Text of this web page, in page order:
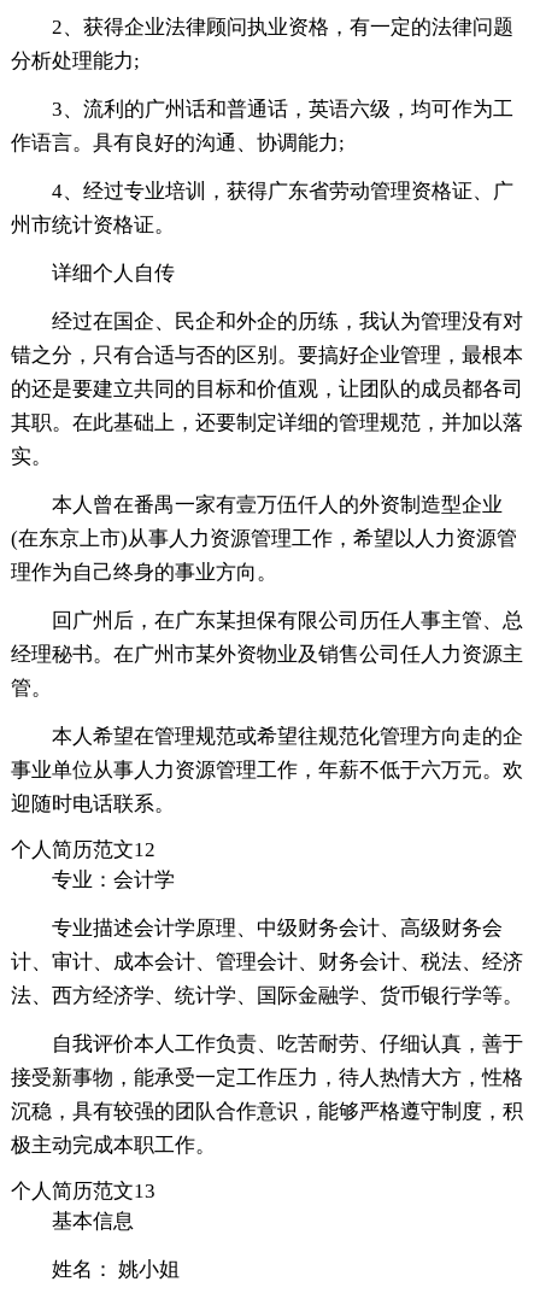
2、获得企业法律顾问执业资格，有一定的法律问题
分析处理能力;
3、流利的广州话和普通话，英语六级，均可作为工
作语言。具有良好的沟通、协调能力;
4、经过专业培训，获得广东省劳动管理资格证、广
州市统计资格证。
详细个人自传
经过在国企、民企和外企的历练，我认为管理没有对
错之分，只有合适与否的区别。要搞好企业管理，最根本
的还是要建立共同的目标和价值观，让团队的成员都各司
其职。在此基础上，还要制定详细的管理规范，并加以落
实。
本人曾在番禺一家有壹万伍仟人的外资制造型企业
(在东京上市)从事人力资源管理工作，希望以人力资源管
理作为自己终身的事业方向。
回广州后，在广东某担保有限公司历任人事主管、总
经理秘书。在广州市某外资物业及销售公司任人力资源主
管。
本人希望在管理规范或希望往规范化管理方向走的企
事业单位从事人力资源管理工作，年薪不低于六万元。欢
迎随时电话联系。
个人简历范文12
专业：会计学
专业描述会计学原理、中级财务会计、高级财务会
计、审计、成本会计、管理会计、财务会计、税法、经济
法、西方经济学、统计学、国际金融学、货币银行学等。
自我评价本人工作负责、吃苦耐劳、仔细认真，善于
接受新事物，能承受一定工作压力，待人热情大方，性格
沉稳，具有较强的团队合作意识，能够严格遵守制度，积
极主动完成本职工作。
个人简历范文13
基本信息
姓名： 姚小姐